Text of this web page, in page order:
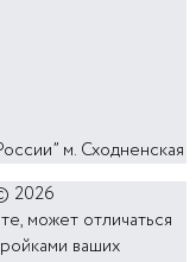
м. Сходненская
2026
может отличаться
ваших